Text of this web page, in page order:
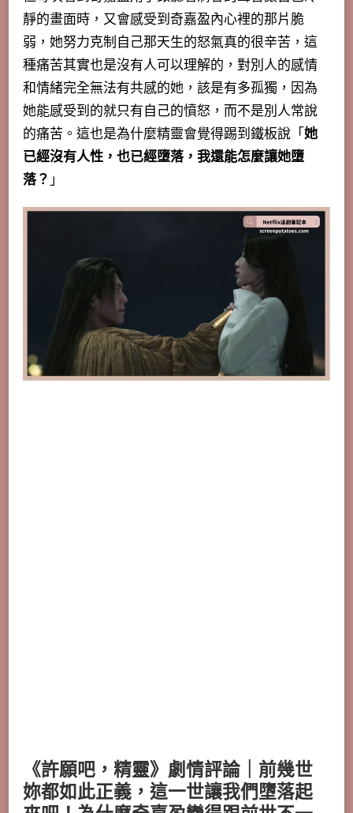
靜的畫面時，又會感受到奇嘉盈內心裡的那片脆
弱，她努力克制自己那天生的怒氣真的很辛苦，這
種痛苦其實也是沒有人可以理解的，對別人的感情
和情緒完全無法有共感的她，該是有多孤獨，因為
她能感受到的就只有自己的憤怒，而不是別人常說
的痛苦。這也是為什麼精靈會覺得踢到鐵板說「她
已經沒有人性，也已經墮落，我還能怎麼讓她墮
落？」
《許願吧，精靈》劇情評論｜前幾世
妳都如此正義，這一世讓我們墮落起